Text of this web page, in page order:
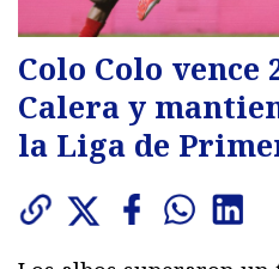
Colo Colo vence
Calera y
la Liga de